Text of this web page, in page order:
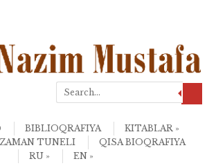
Search
BIBLIOQRAFIYA
KITABLAR
ZAMAN TUNELI
QISA BIOQRAFIYA
RU
EN